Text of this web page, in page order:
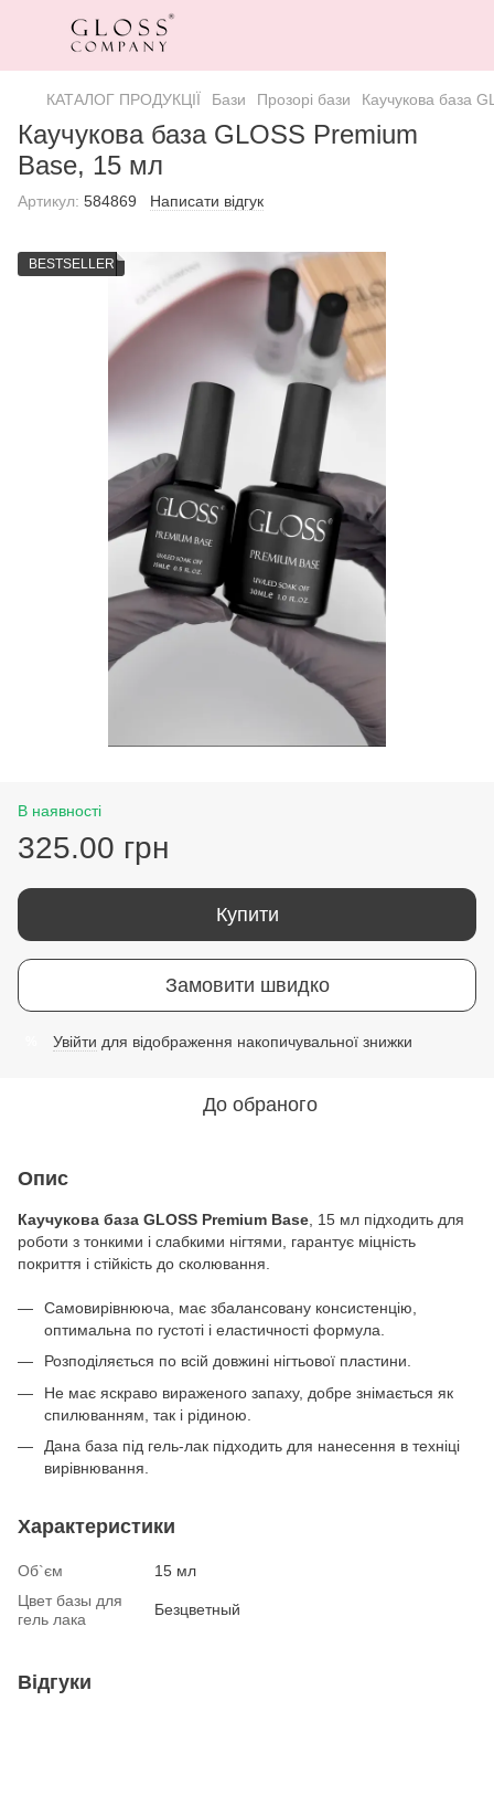
КАТАЛОГ ПРОДУКЦІЇ Бази Прозорі бази Каучукова база
Каучукова база GLOSS Premium
Base, 15 мл
Артикул: 584869 Написати відгук
BESTSELLER
В наявності
325.00 грн
Купити
Замовити швидко
Увійти для відображення накопичувальної знижки
До обраного
Опис
Каучукова база GLOSS Premium Base , 15 мл підходить для
роботи з тонкими і слабкими нігтями, гарантує міцність
покриття і стійкість до сколювання.
Самовирівнююча, має збалансовану консистенцію,
оптимальна по густоті і еластичності формула.
Розподіляється по всій довжині нігтьової пластини.
Не має яскраво вираженого запаху, добре знімається як
спилюванням, так і рідиною.
Дана база під гель-лак підходить для нанесення в техніці
вирівнювання.
Характеристики
Об`єм
15 мл
Цвет базы для
гель лака
Безцветный
Відгуки